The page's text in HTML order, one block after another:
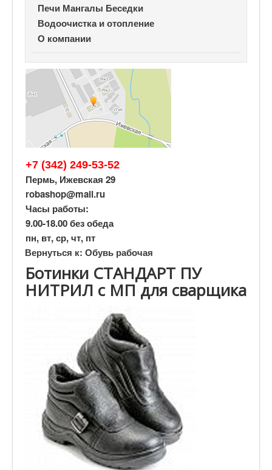
Печи Мангалы Беседки
Водоочистка и отопление
О компании
+7 (342) 249-53-52
Пермь, Ижевская 29
robashop@mail.ru
Часы работы:
9.00-18.00 без обеда
пн, вт, ср, чт, пт
Вернуться к: Обувь рабочая
Ботинки СТАНДАРТ ПУ
НИТРИЛ с МП для сварщика